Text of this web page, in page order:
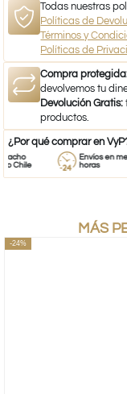
Todas nuestras
Políticas de
Términos y
Políticas de
Compra
devolvemos tu
Devolución Gratis:
productos.
¿Por qué comprar en
Envíos en
horas
MÁS
-24%